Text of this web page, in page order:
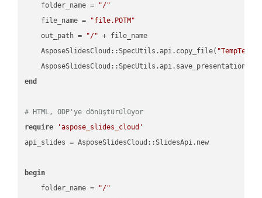
    folder_name =
"/"
    file_name =
"file.POTM"
    out_path =
"/" + file_name
    AsposeSlidesCloud::SpecUtils.api.copy_file(
end
# HTML, ODP'ye dönüştürülüyor
require
'aspose_slides_cloud'
api_slides = AsposeSlidesCloud::SlidesApi.new
begin
    folder_name =
"/"